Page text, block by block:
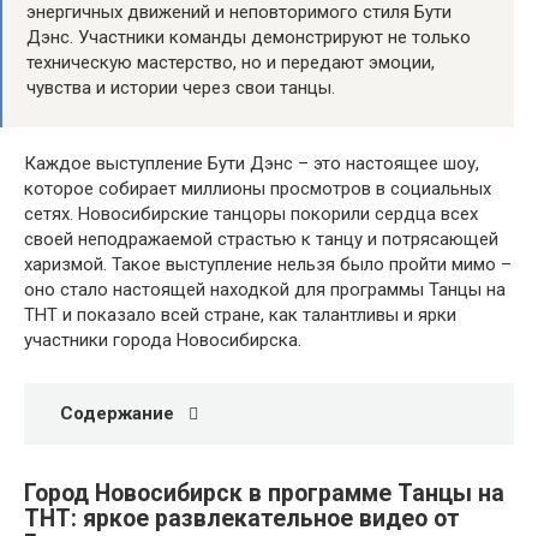
энергичных движений и неповторимого стиля Бути
Дэнс. Участники команды демонстрируют не только
техническую мастерство, но и передают эмоции,
чувства и истории через свои танцы.
Каждое выступление Бути Дэнс – это настоящее шоу,
которое собирает миллионы просмотров в социальных
сетях. Новосибирские танцоры покорили сердца всех
своей неподражаемой страстью к танцу и потрясающей
харизмой. Такое выступление нельзя было пройти мимо –
оно стало настоящей находкой для программы Танцы на
ТНТ и показало всей стране, как талантливы и ярки
участники города Новосибирска.
Содержание
Город Новосибирск в программе Танцы на
ТНТ: яркое развлекательное видео от